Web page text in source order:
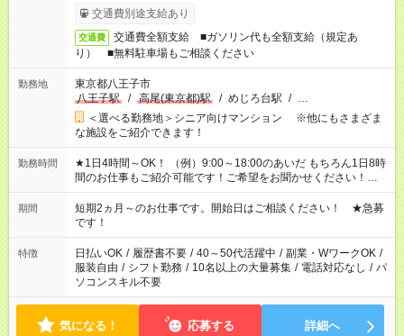
交通費別途支給あり
交通費
交通費全額支給 ■ガソリン代も全額支給（規定あ
り） ■無料駐車場もご相談ください
勤務地
東京都八王子市
八王子駅
/ 高尾(東京都)駅 / めじろ台駅 / …
＜選べる勤務地＞シニア向けマンション ※他にもさまざま
な施設をご紹介できます！
勤務時間
★1日4時間～OK！ （例）9:00～18:00のあいだ もちろん1日8時
間のお仕事もご紹介可能です！ご希望をお聞かせください！★家
庭の都合でお休みが必要な場合も遠慮なくご相談ください。 ※
週最低15時間以上の勤務が必要です
期間
短期2ヵ月～のお仕事です。開始日はご相談ください！ ★急募
です！
特徴 日払いOK / 履歴書不要 / 40～50代活躍中 / 副業・WワークOK /
服装自由 / シフト勤務 / 10名以上の大量募集 / 電話対応なし / パ
ソコンスキル不要
気になる！ 応募する 詳細へ